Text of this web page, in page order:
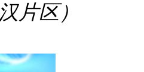
片区）